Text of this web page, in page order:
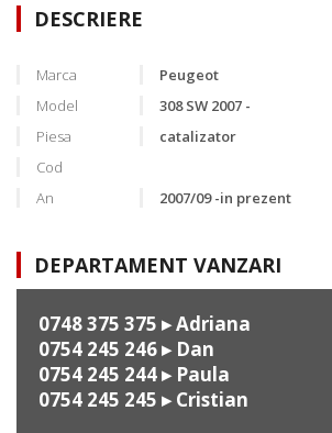
DESCRIERE
Marca
Peugeot
Model
308 SW 2007 -
Piesa
catalizator
Cod
An
2007/09 -in prezent
DEPARTAMENT VANZARI
0748 375 375 ▸ Adriana
0754 245 246▸ Dan
0754 245 244▸ Paula
0754 245 245 ▸ Cristian